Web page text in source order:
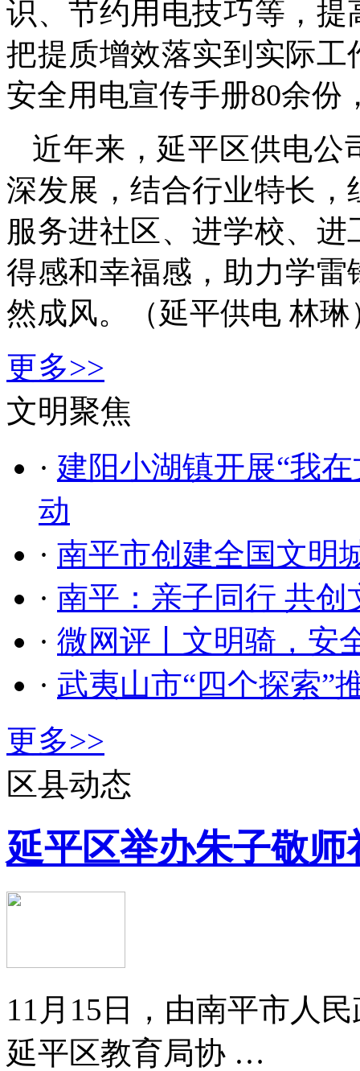
识、节约用电技巧等，
把提质增效落实到实际
安全用电宣传手册80余份
近年来，延平区供电公
深发展，结合行业特长
服务进社区、进学校、
得感和幸福感，助力学
然成风。（延平供电 林琳
更多>>
文明聚焦
· 建阳小湖镇开展“我
动
· 南平市创建全国文明
· 南平：亲子同行 共创
· 微网评丨文明骑，安
· 武夷山市“四个探索”
更多>>
区县动态
延平区举办朱子敬师
11月15日，由南平市人
延平区教育局协 …